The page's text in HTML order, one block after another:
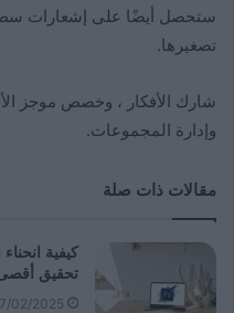
ستحصل أيضًا على إشعارات
تصغيرها.
شارك الأفكار ، وخصص موجز
وإدارة المجموعات.
مقالات ذات صلة
كيفية
تحقيق
02/2025